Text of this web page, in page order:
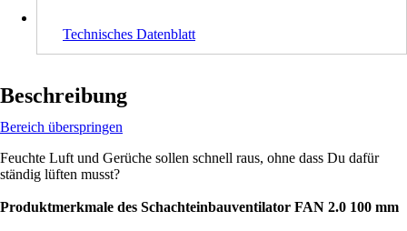
Technisches Datenblatt
Beschreibung
Bereich überspringen
Feuchte Luft und Gerüche sollen schnell raus, ohne dass Du dafür
ständig lüften musst?
Produktmerkmale des Schachteinbauventilator FAN 2.0 100 mm